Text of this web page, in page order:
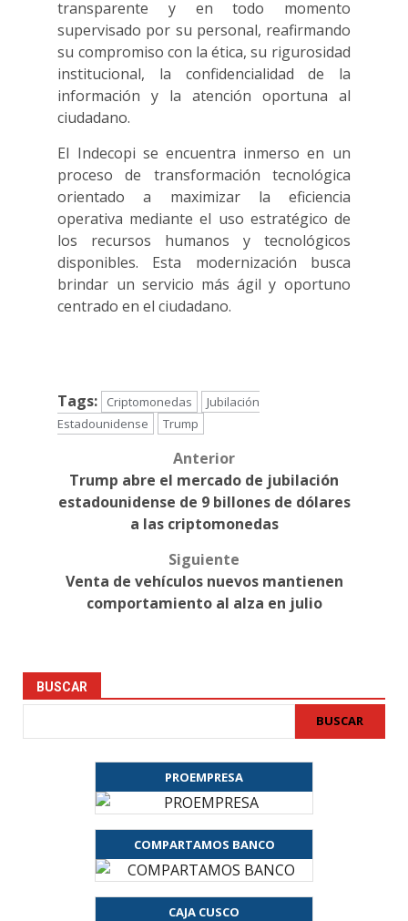
transparente y en todo momento
supervisado por su personal, reafirmando
su compromiso con la ética, su rigurosidad
institucional, la confidencialidad de la
información y la atención oportuna al
ciudadano.
El Indecopi se encuentra inmerso en un
proceso de transformación tecnológica
orientado a maximizar la eficiencia
operativa mediante el uso estratégico de
los recursos humanos y tecnológicos
disponibles. Esta modernización busca
brindar un servicio más ágil y oportuno
centrado en el ciudadano.
Tags: Criptomonedas
Jubilación
Estadounidense
Trump
navigation
Anterior
Trump abre el mercado de jubilación
estadounidense de 9 billones de dólares
a las criptomonedas
Siguiente
Venta de vehículos nuevos mantienen
comportamiento al alza en julio
BUSCAR
BUSCAR
PROEMPRESA
COMPARTAMOS BANCO
CAJA CUSCO